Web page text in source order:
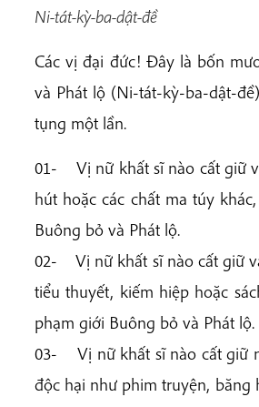
Ni-tát-kỳ-ba-dật-đề
Các vị đại đức! Đây là bốn
và Phát lộ (Ni-tát-kỳ-ba-dật-
tụng một lần.
01- Vị nữ khất sĩ nào cất giữ
hút hoặc các chất ma túy
Buông bỏ và Phát lộ.
02- Vị nữ khất sĩ nào cất giữ
tiểu thuyết, kiếm hiệp hoặc
phạm giới Buông bỏ và Phát lộ.
03- Vị nữ khất sĩ nào cất giữ
độc hại như phim truyện, băng